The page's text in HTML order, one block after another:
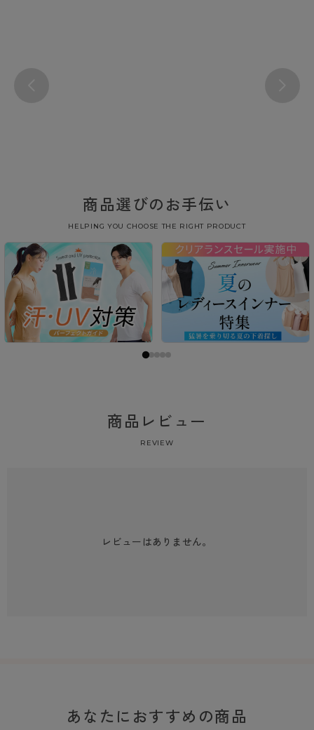
商品選びのお手伝い
HELPING YOU CHOOSE THE RIGHT PRODUCT
商品レビュー
REVIEW
レビューはありません。
あなたにおすすめの商品